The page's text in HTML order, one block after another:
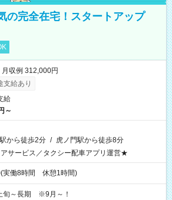
の完全在宅！スタートアップ
収例 312,000円
支給あり
給
～
から徒歩2分 / 虎ノ門駅から徒歩8分
サービス／タクシー配車アプリ運営★
実働8時間 休憩1時間)
旬～長期 ※9月～！